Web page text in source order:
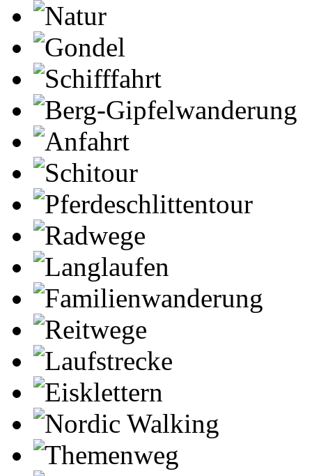
Natur
Gondel
Schifffahrt
Berg-Gipfelwanderung
Anfahrt
Schitour
Pferdeschlittentour
Radwege
Langlaufen
Familienwanderung
Reitwege
Laufstrecke
Eisklettern
Nordic Walking
Themenweg